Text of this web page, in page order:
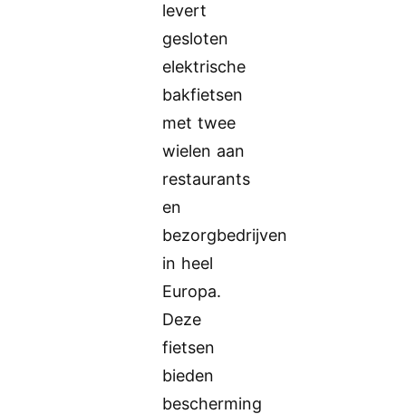
levert
gesloten
elektrische
bakfietsen
met twee
wielen aan
restaurants
en
bezorgbedrijven
in heel
Europa.
Deze
fietsen
bieden
bescherming